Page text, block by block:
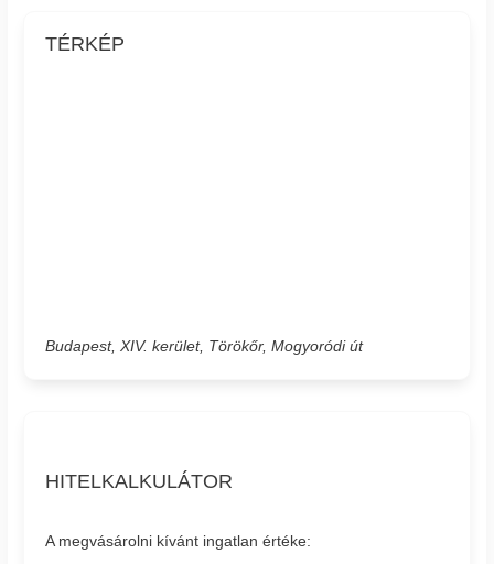
TÉRKÉP
Budapest, XIV. kerület, Törökőr, Mogyoródi út
HITELKALKULÁTOR
A megvásárolni kívánt ingatlan értéke: